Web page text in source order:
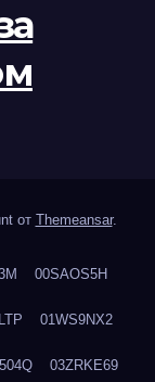
от Themeansar.
00SAOS5H
01WS9NX2
03ZRKE69